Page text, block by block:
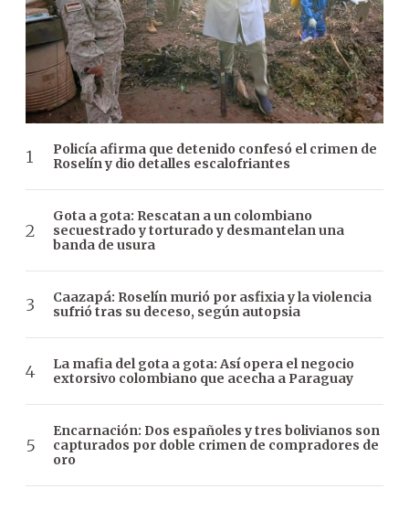
Policía afirma que detenido confesó el crimen de
Roselín y dio detalles escalofriantes
Gota a gota: Rescatan a un colombiano
secuestrado y torturado y desmantelan una
banda de usura
Caazapá: Roselín murió por asfixia y la violencia
sufrió tras su deceso, según autopsia
La mafia del gota a gota: Así opera el negocio
extorsivo colombiano que acecha a Paraguay
Encarnación: Dos españoles y tres bolivianos son
capturados por doble crimen de compradores de
oro